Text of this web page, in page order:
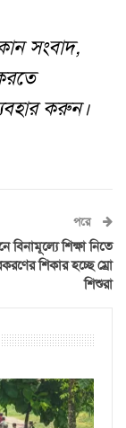
সংবাদ,
করুন।
পরে
বিনামূল্যে শিক্ষা নিতে
শিকার হচ্ছে ম্রো
শিশুরা